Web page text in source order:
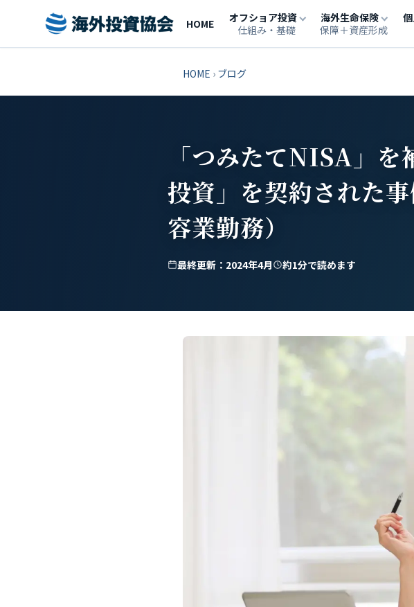
HOME
オフショア投資
仕組み・基礎
海外生命保険
保障＋資産形成
HOME › ブログ
「つみたてNISA」
投資」を契約された
容業勤務）
最終更新：2024年4月 約1分で読めます